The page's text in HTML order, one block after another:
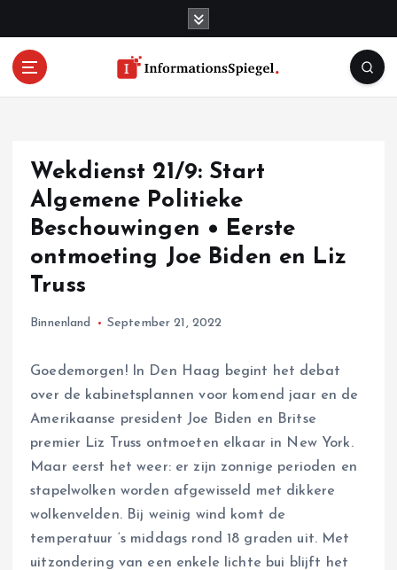
Wekdienst 21/9: Start
Algemene Politieke
Beschouwingen • Eerste
ontmoeting Joe Biden en Liz
Truss
Binnenland September 21, 2022
Goedemorgen! In Den Haag begint het debat
over de kabinetsplannen voor komend jaar en de
Amerikaanse president Joe Biden en Britse
premier Liz Truss ontmoeten elkaar in New York.
Maar eerst het weer: er zijn zonnige perioden en
stapelwolken worden afgewisseld met dikkere
wolkenvelden. Bij weinig wind komt de
temperatuur ‘s middags rond 18 graden uit. Met
uitzondering van een enkele lichte bui blijft het